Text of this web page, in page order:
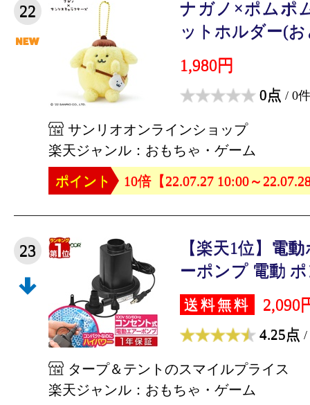
22
ナガノ×ポムポ
ットホルダー(
1,980円
0点 / 0件
サンリオオンラインショップ
楽天ジャンル：おもちゃ・ゲーム
ポイント
10倍【22.07.27 10:00～
23
【楽天1位】電
ーポンプ 電動
送料無料 2,090
4.25点 /
タープ＆テントのスマイルプライス
楽天ジャンル：おもちゃ・ゲーム